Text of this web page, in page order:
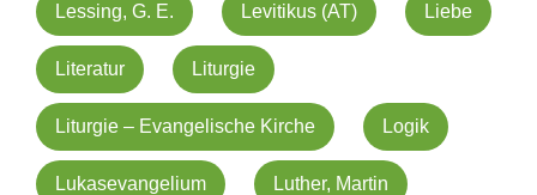
Lessing, G. E. Levitikus (AT) Liebe
Literatur Liturgie
Liturgie – Evangelische Kirche Logik
Lukasevangelium Luther, Martin